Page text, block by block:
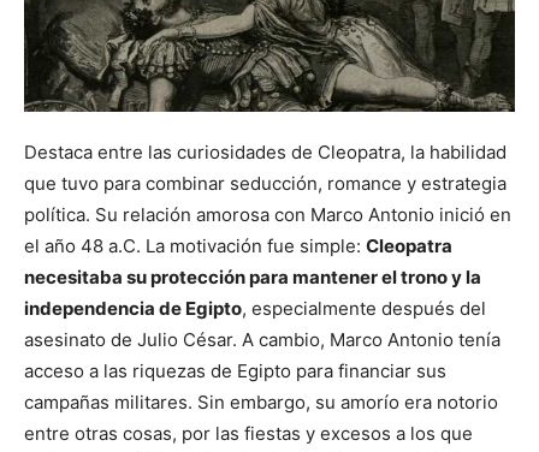
Destaca entre las curiosidades de Cleopatra, la habilidad
que tuvo para combinar seducción, romance y estrategia
política. Su relación amorosa con Marco Antonio inició en
el año 48 a.C. La motivación fue simple: Cleopatra
necesitaba su protección para mantener el trono y la
independencia de Egipto, especialmente después del
asesinato de Julio César. A cambio, Marco Antonio tenía
acceso a las riquezas de Egipto para financiar sus
campañas militares. Sin embargo, su amorío era notorio
entre otras cosas, por las fiestas y excesos a los que